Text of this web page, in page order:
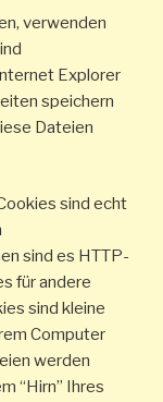
verwenden
Explorer
speichern
Dateien
sind echt
sind es HTTP-
für andere
sind kleine
Computer
werden
“Hirn” Ihres